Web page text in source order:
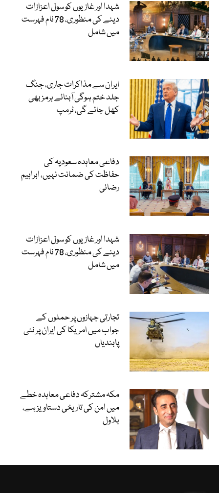
شہدا اور غازیوں کو سول اعزازات
دینے کی منظوری، 78 نام فہرست
میں شامل
ایران سے مذاکرات جاری، جنگ
جلد ختم ہوگی آبنائے ہرمز بھی
کھل جائے گی، ٹرمپ
دفاعی معاہدہ سعودیہ کی
حفاظت کی ضمانت نہیں، ابراہیم
رضائی
شہدا اور غازیوں کو سول اعزازات
دینے کی منظوری، 78 نام فہرست
میں شامل
تجارتی جہازوں پر حملوں کے
جواب میں امریکا کی ایران پر نئی
پابندیاں
مکہ مشترکہ دفاعی معاہدہ خطے
میں امن کی تاریخی دستاویز ہے،
بلاول